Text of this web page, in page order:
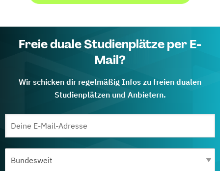
Freie duale Studienplätze per E-
Mail?
Wir schicken dir regelmäßig Infos zu freien dualen
Studienplätzen und Anbietern.